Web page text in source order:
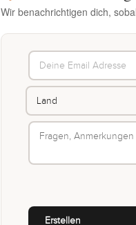
Wir benachrichtigen dich,